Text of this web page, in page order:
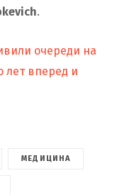
.
очереди на
лет вперед и
МЕДИЦИНА